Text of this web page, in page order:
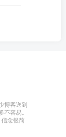
博客送到
容易。
念很简